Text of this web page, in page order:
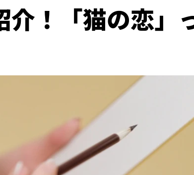
！「猫の恋」